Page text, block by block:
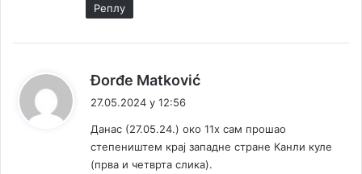
Реплy
Đorđe Matković
:
27.05.2024 у 12:56
Данас (27.05.24.) око 11х сам прошао
степеништем крај западне стране Канли куле
(прва и четврта слика).